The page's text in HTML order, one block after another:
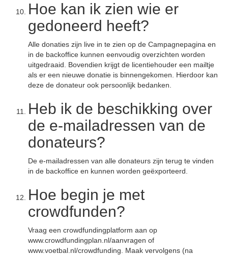
Hoe kan ik zien wie er
gedoneerd heeft?
Alle donaties zijn live in te zien op de Campagnepagina en
in de backoffice kunnen eenvoudig overzichten worden
uitgedraaid. Bovendien krijgt de licentiehouder een mailtje
als er een nieuwe donatie is binnengekomen. Hierdoor kan
deze de donateur ook persoonlijk bedanken.
Heb ik de beschikking over
de e-mailadressen van de
donateurs?
De e-mailadressen van alle donateurs zijn terug te vinden
in de backoffice en kunnen worden geëxporteerd.
Hoe begin je met
crowdfunden?
Vraag een crowdfundingplatform aan op
www.crowdfundingplan.nl/aanvragen of
www.voetbal.nl/crowdfunding. Maak vervolgens (na